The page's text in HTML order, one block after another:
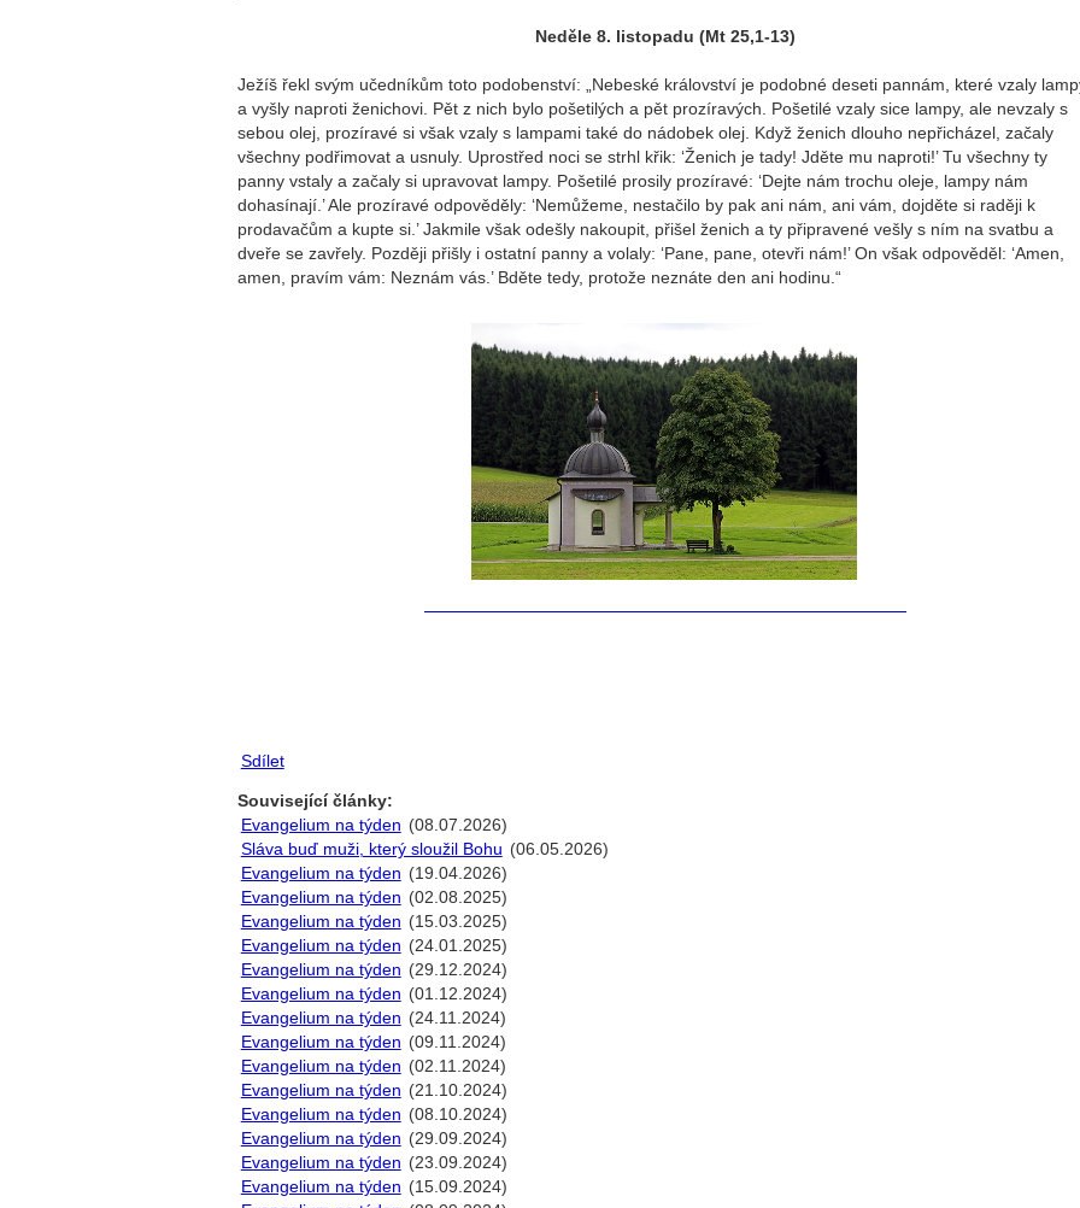
Neděle 8. listopadu (Mt 25,1-13)
Ježíš řekl svým učedníkům toto podobenství: „Nebeské království je podobné deseti pannám, které vzaly
a vyšly naproti ženichovi. Pět z nich bylo pošetilých a pět prozíravých. Pošetilé vzaly sice lampy, ale nevzaly s
sebou olej, prozíravé si však vzaly s lampami také do nádobek olej. Když ženich dlouho nepřicházel, začaly
všechny podřimovat a usnuly. Uprostřed noci se strhl křik: ‘Ženich je tady! Jděte mu naproti!’ Tu všechny ty
panny vstaly a začaly si upravovat lampy. Pošetilé prosily prozíravé: ‘Dejte nám trochu oleje, lampy nám
dohasínají.’ Ale prozíravé odpověděly: ‘Nemůžeme, nestačilo by pak ani nám, ani vám, dojděte si raději k
prodavačům a kupte si.’ Jakmile však odešly nakoupit, přišel ženich a ty připravené vešly s ním na svatbu a
dveře se zavřely. Později přišly i ostatní panny a volaly: ‘Pane, pane, otevři nám!’ On však odpověděl: ‘Amen,
amen, pravím vám: Neznám vás.’ Bděte tedy, protože neznáte den ani hodinu.“
Sdílet
Související články:
Evangelium na týden (08.07.2026)
Sláva buď muži, který sloužil Bohu (06.05.2026)
Evangelium na týden (19.04.2026)
Evangelium na týden (02.08.2025)
Evangelium na týden (15.03.2025)
Evangelium na týden (24.01.2025)
Evangelium na týden (29.12.2024)
Evangelium na týden (01.12.2024)
Evangelium na týden (24.11.2024)
Evangelium na týden (09.11.2024)
Evangelium na týden (02.11.2024)
Evangelium na týden (21.10.2024)
Evangelium na týden (08.10.2024)
Evangelium na týden (29.09.2024)
Evangelium na týden (23.09.2024)
Evangelium na týden (15.09.2024)